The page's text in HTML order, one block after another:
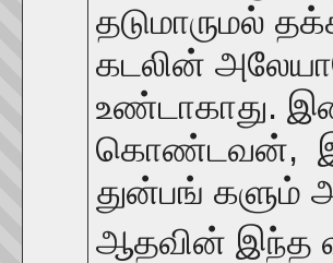
தடுமாருமல்
கடலின்
உண்டாகாது.
கொண்டவன்,
துன்பங் களும்
ஆதவின் இந்த